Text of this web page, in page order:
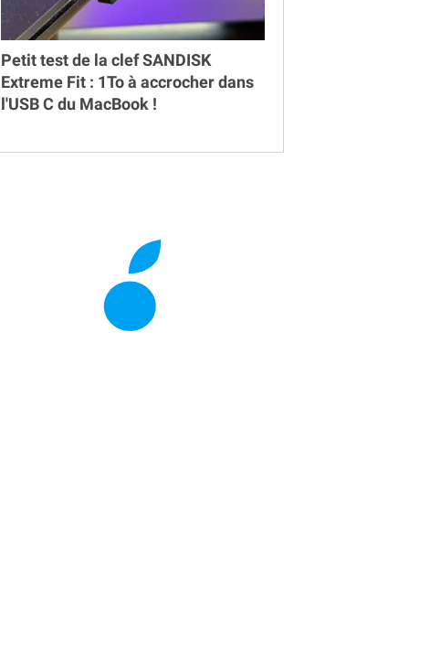
Petit test de la clef SANDISK
Extreme Fit : 1To à accrocher dans
l'USB C du MacBook !